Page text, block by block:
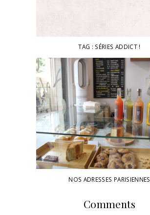
TAG : SÉRIES ADDICT !
NOS ADRESSES PARISIENNES
Comments